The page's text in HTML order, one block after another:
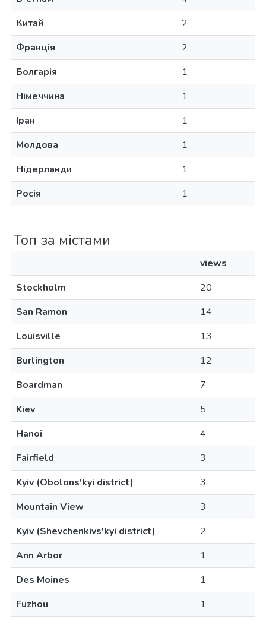
Китай
2
Франція
2
Болгарія
1
Німеччина
1
Іран
1
Молдова
1
Нідерланди
1
Росія
1
Топ за містами
views
Stockholm
20
San Ramon
14
Louisville
13
Burlington
12
Boardman
7
Kiev
5
Hanoi
4
Fairfield
3
Kyiv (Obolons'kyi district)
3
Mountain View
3
Kyiv (Shevchenkivs'kyi district)
2
Ann Arbor
1
Des Moines
1
Fuzhou
1